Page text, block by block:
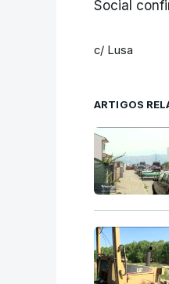
Social
c/ Lusa
ARTIGOS